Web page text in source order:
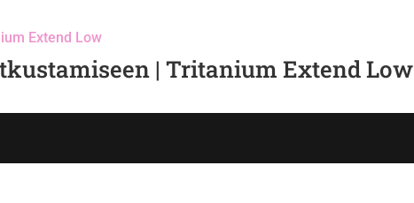
| Tritanium Extend Low